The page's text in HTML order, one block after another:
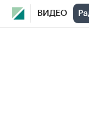
ВИДЕО